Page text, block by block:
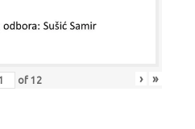
of 12 › »